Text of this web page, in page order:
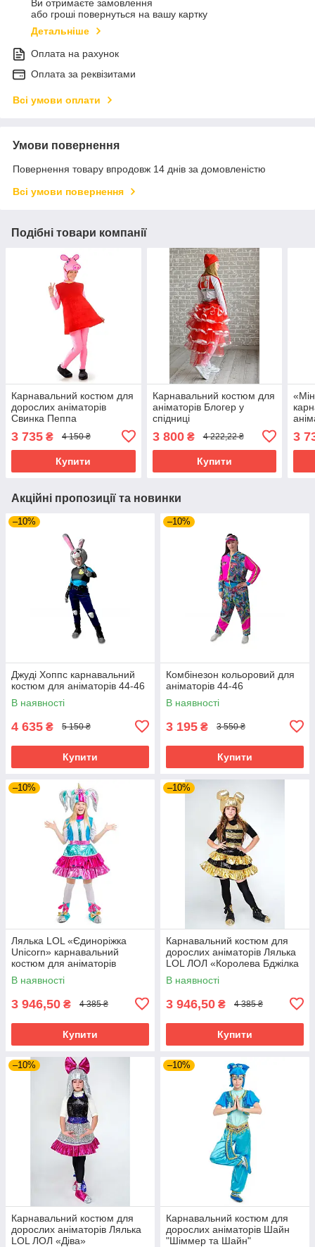
Ви отримаєте замовлення
або гроші повернуться на вашу картку
Детальніше
Оплата на рахунок
Оплата за реквізитами
Всі умови оплати
Умови повернення
Повернення товару впродовж 14 днів за домовленістю
Всі умови повернення
Подібні товари компанії
Карнавальний костюм для
дорослих аніматорів
Свинка Пеппа
3 735 ₴ 4 150 ₴
Купити
Карнавальний костюм для
аніматорів Блогер у
спідниці
3 800₴ 4 222,22 ₴
Купити
3
Акційні пропозиції та новинки
–10%
Джуді Хоппс карнавальний
костюм для аніматорів 44-46
В наявності
4 635 ₴ 5 150 ₴
Купити
–10%
Комбінезон кольоровий для
аніматорів 44-46
В наявності
3 195 ₴ 3 550 ₴
Купити
–10%
Лялька LOL «Єдиноріжка
Unicorn» карнавальний
костюм для аніматорів
В наявності
3 946,50 ₴ 4 385 ₴
Купити
–10%
Карнавальний костюм для
дорослих аніматорів Лялька
LOL ЛОЛ «Королева Бджілка
(Queen Bee)»
В наявності
3 946,50 ₴ 4 385 ₴
Купити
–10%
Карнавальний костюм для
дорослих аніматорів Лялька
LOL ЛОЛ «Діва»
–10%
Карнавальний костюм для
дорослих аніматорів Шайн
"Шіммер та Шайн"